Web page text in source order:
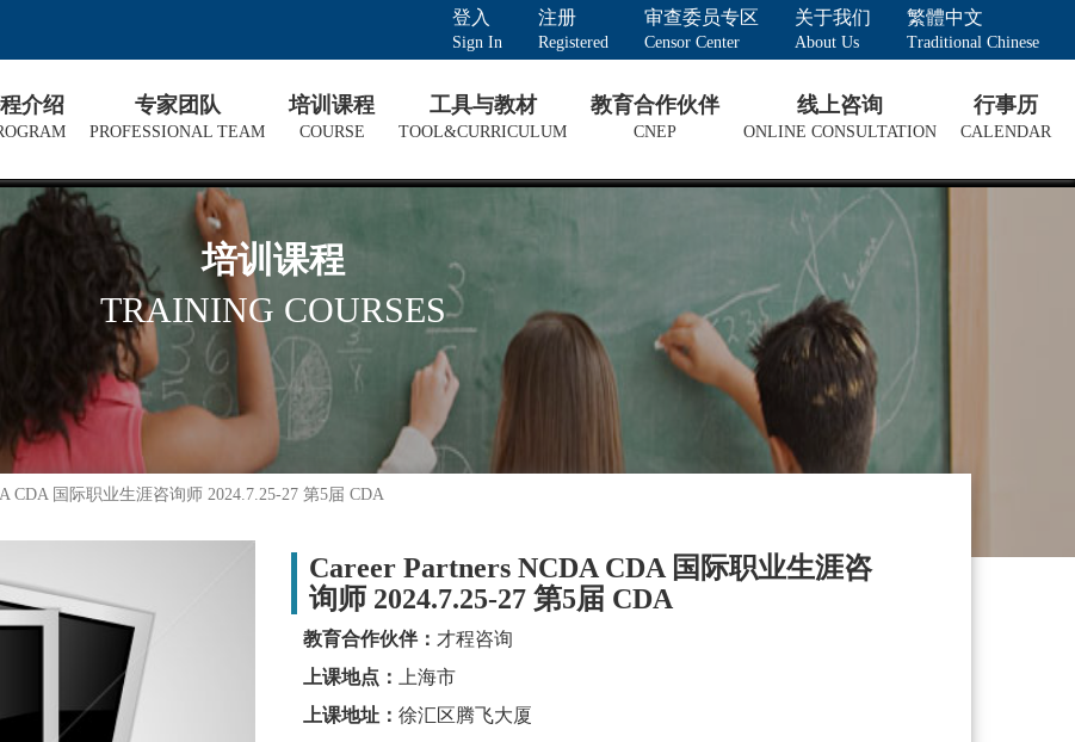
登入
Sign In
注册
Registered
审查委员专区
Censor Center
关于我们
About Us
繁體中文
Traditional Chinese
介绍 专家团队
PROFESSIONAL TEAM
培训课程
COURSE
工具与教材
TOOL&CURRICULUM
教育合作伙伴
CNEP
线上咨询
ONLINE CONSULTATION
行事历
CALENDAR
培训课程
TRAINING COURSES
CDA 国际职业生涯咨询师 2024.7.25-27 第5届 CDA
Career Partners NCDA CDA 国际职业生涯咨
询师 2024.7.25-27 第5届 CDA
教育合作伙伴： 才程咨询
上课地点：
上海市
上课地址： 徐汇区腾飞大厦